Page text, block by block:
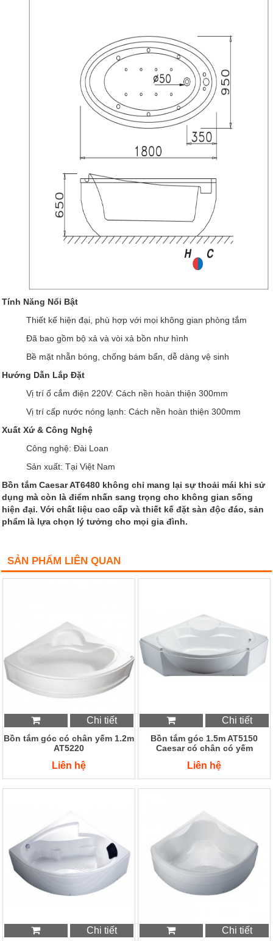
Tính Năng Nổi Bật
Thiết kế hiện đại, phù hợp với mọi không gian phòng tắm
Đã bao gồm bộ xả và vòi xả bồn như hình
Bề mặt nhẵn bóng, chống bám bẩn, dễ dàng vệ sinh
Hướng Dẫn Lắp Đặt
Vị trí ổ cắm điện 220V: Cách nền hoàn thiện 300mm
Vị trí cấp nước nóng lạnh: Cách nền hoàn thiện 300mm
Xuất Xứ & Công Nghệ
Công nghệ: Đài Loan
Sản xuất: Tại Việt Nam
Bồn tắm Caesar AT6480 không chỉ mang lại sự thoải mái khi sử
dụng mà còn là điểm nhấn sang trọng cho không gian sống
hiện đại. Với chất liệu cao cấp và thiết kế đặt sàn độc đáo, sản
phẩm là lựa chọn lý tưởng cho mọi gia đình.
SẢN PHẨM LIÊN QUAN
Chi tiết
Bồn tắm góc có chân yếm 1.2m
AT5220
Liên hệ
Chi tiết
Bồn tắm góc 1.5m AT5150
Caesar có chân có yếm
Liên hệ
Chi tiết Chi tiết